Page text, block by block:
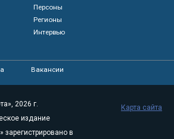
Персоны
Регионы
Интервью
Вакансии
2026 г.
издание
зарегистрировано в
Карта сайта